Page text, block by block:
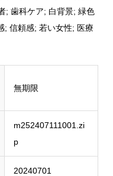
; 歯科ケア; 白背景; 緑色
; 信頼感; 若い女性; 医療
無期限
m252407111001.zi
p
20240701